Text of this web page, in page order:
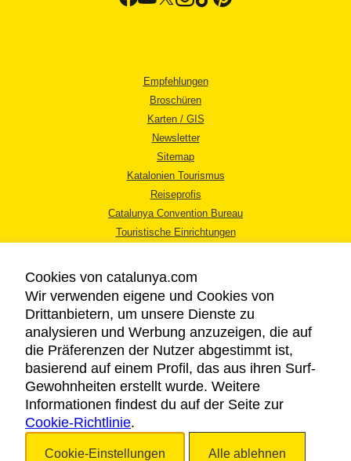
Empfehlungen
Broschüren
Karten / GIS
Newsletter
Sitemap
Katalonien Tourismus
Reiseprofis
Catalunya Convention Bureau
Touristische Einrichtungen
RECHTLICHER HINWEIS
DATENSCHUTZICHTLINIE
COOKIES
BARRIEREFREIHEIT
Cookies von catalunya.com
Wir verwenden eigene und Cookies von
Drittanbietern, um unsere Dienste zu
analysieren und Werbung anzuzeigen, die auf
die Präferenzen der Nutzer abgestimmt ist,
basierend auf einem Profil, das aus ihren Surf-
Gewohnheiten erstellt wurde. Weitere
Informationen findest du auf der Seite zur
Cookie-Richtlinie.
Cookie-Einstellungen Alle ablehnen